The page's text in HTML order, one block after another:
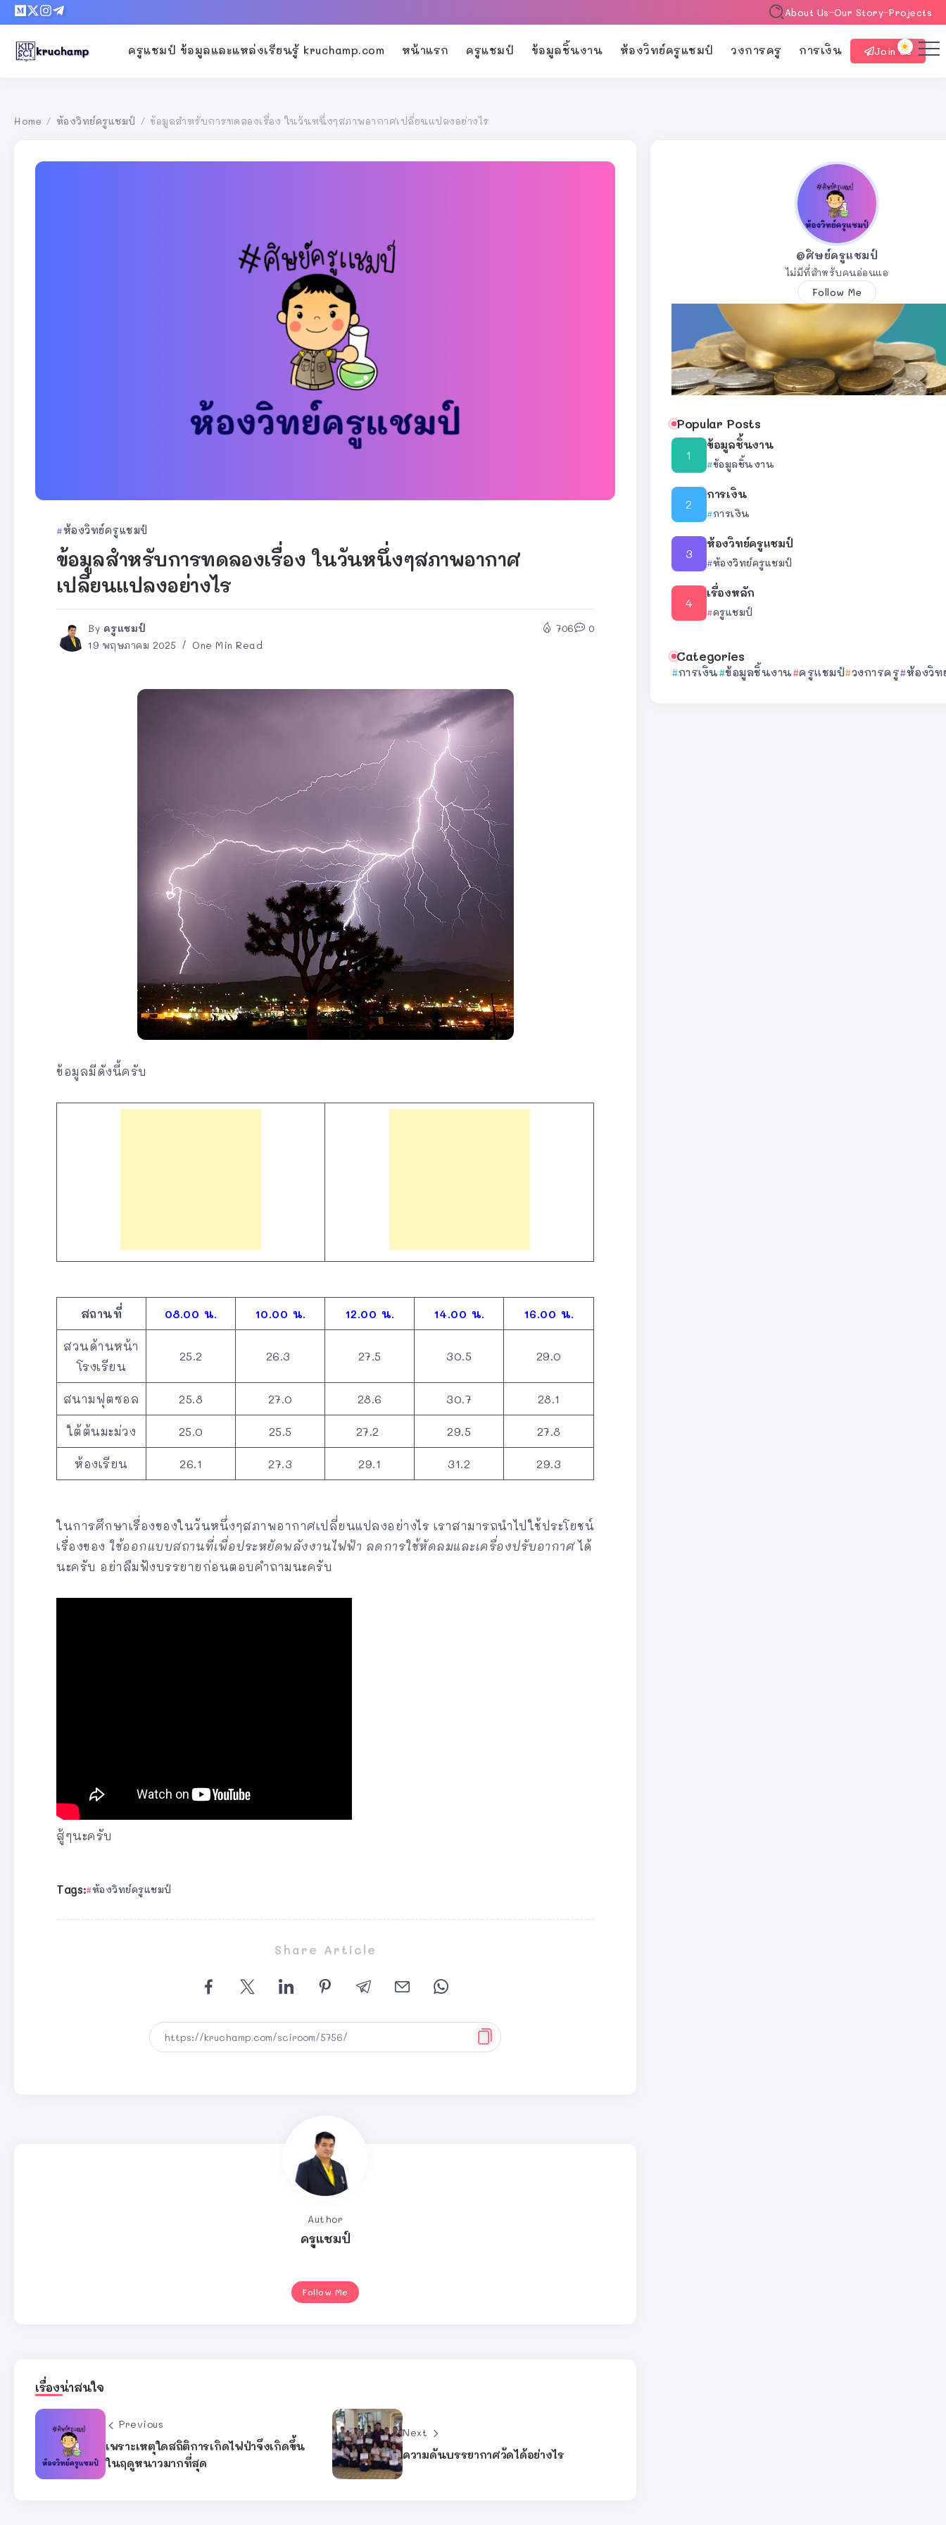
About Us Our Story Projects
ครูแชมป์ ข้อมูลและแหล่งเรียนรู้ kruchamp.com หน้าแรก ครูแชมป์ ข้อมูลชิ้นงาน ห้องวิทย์ครูแชมป์ วงการครู การเงิน Join Us
Home / ห้องวิทย์ครูแชมป์ / ข้อมูลสำหรับการทดลองเรื่อง ในวันหนึ่งๆสภาพอากาศเปลี่ยนแปลงอย่างไร
ห้องวิทย์ครูแชมป์
ข้อมูลสำหรับการทดลองเรื่อง ในวันหนึ่งๆสภาพอากาศ
เปลี่ยนแปลงอย่างไร
By ครูแชมป์
19 พฤษภาคม 2025
One Min Read
706 0
ข้อมูลมีดังนี้ครับ
สถานที่ 08.00 น. 10.00 น. 12.00 น. 14.00 น. 16.00 น.
สวนด้านหน้า
โรงเรียน
25.2 26.3 27.5 30.5 29.0
สนามฟุตซอล 25.8 27.0 28.6 30.7 28.1
ใต้ต้นมะม่วง 25.0 25.5 27.2 29.5 27.8
ห้องเรียน 26.1 27.3 29.1 31.2 29.3
ในการศึกษาเรื่องของในวันหนึ่งๆสภาพอากาศเปลี่ยนแปลงอย่างไร เราสามารถนำไปใช้ประโยชน์
เรื่องของ ใช้ออกแบบสถานที่เพื่อประหยัดพลังงานไฟฟ้า ลดการใช้หัดลมและเครื่องปรับอากาศได้
นะครับ อย่าลืมฟังบรรยายก่อนตอบคำถามนะครับ
สู้ๆนะครับ
Tags: ห้องวิทย์ครูแชมป์
Share Article
Author
ครูแชมป์
Follow Me
เรื่องน่าสนใจ
Previous
เพราะเหตุใดสถิติการเกิดไฟป่าจึงเกิดขึ้น
ในฤดูหนาวมากที่สุด
Next
ความดันบรรยากาศวัดได้อย่างไร
@ศิษย์ครูแชมป์
ไม่มีที่สำหรับคนอ่อนแอ
Follow Me
Popular Posts
ข้อมูลชิ้นงาน
ข้อมูลชิ้นงาน
การเงิน
การเงิน
ห้องวิทย์ครูแชมป์
ห้องวิทย์ครูแชมป์
เรื่องหลัก
ครูแชมป์
Categories
การเงิน ข้อมูลชิ้นงาน ครูแชมป์ วงการครู ห้องวิ